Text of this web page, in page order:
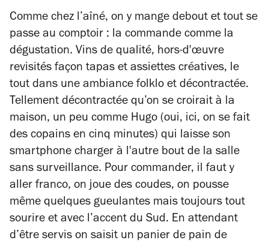
Comme chez l’aîné, on y mange debout et tout se
passe au comptoir : la commande comme la
dégustation. Vins de qualité, hors-d'œuvre
revisités façon tapas et assiettes créatives, le
tout dans une ambiance folklo et décontractée.
Tellement décontractée qu’on se croirait à la
maison, un peu comme Hugo (oui, ici, on se fait
des copains en cinq minutes) qui laisse son
smartphone charger à l'autre bout de la salle
sans surveillance. Pour commander, il faut y
aller franco, on joue des coudes, on pousse
même quelques gueulantes mais toujours tout
sourire et avec l’accent du Sud. En attendant
d’être servis on saisit un panier de pain de